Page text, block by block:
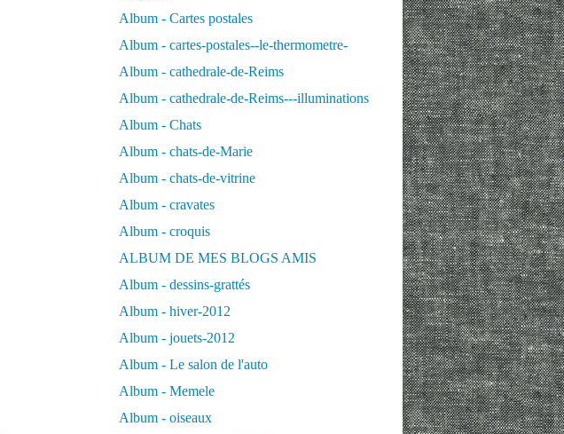
Album - Cartes postales
Album - cartes-postales--le-thermometre-
Album - cathedrale-de-Reims
Album - cathedrale-de-Reims---illuminations
Album - Chats
Album - chats-de-Marie
Album - chats-de-vitrine
Album - cravates
Album - croquis
ALBUM DE MES BLOGS AMIS
Album - dessins-grattés
Album - hiver-2012
Album - jouets-2012
Album - Le salon de l'auto
Album - Memele
Album - oiseaux